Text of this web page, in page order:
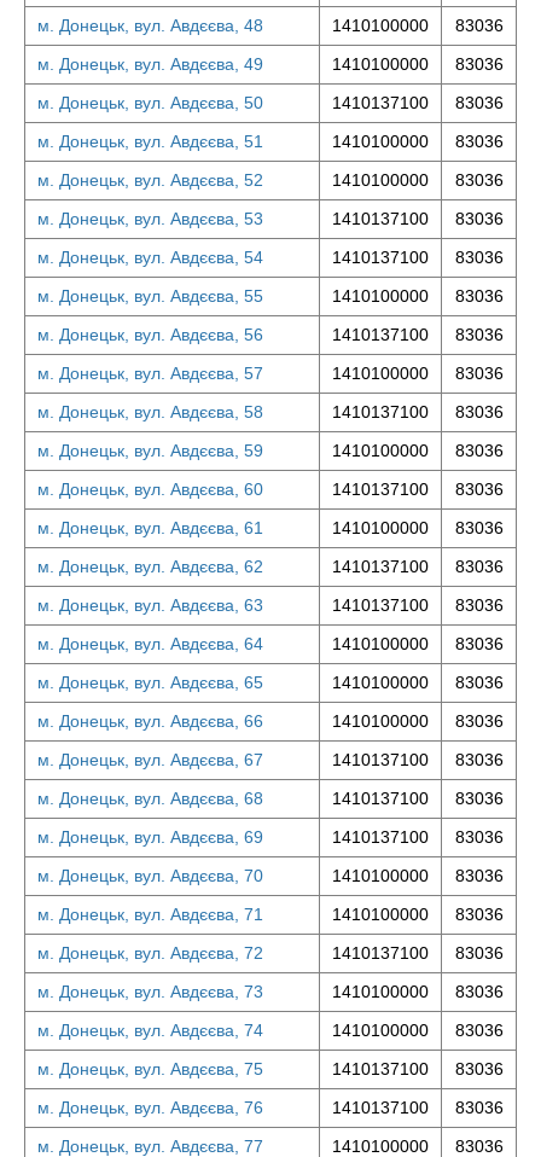
м. Донецьк, вул. Авдєєва, 48
1410100000
83036
м. Донецьк, вул. Авдєєва, 49
1410100000
83036
м. Донецьк, вул. Авдєєва, 50
1410137100
83036
м. Донецьк, вул. Авдєєва, 51
1410100000
83036
м. Донецьк, вул. Авдєєва, 52
1410100000
83036
м. Донецьк, вул. Авдєєва, 53
1410137100
83036
м. Донецьк, вул. Авдєєва, 54
1410137100
83036
м. Донецьк, вул. Авдєєва, 55
1410100000
83036
м. Донецьк, вул. Авдєєва, 56
1410137100
83036
м. Донецьк, вул. Авдєєва, 57
1410100000
83036
м. Донецьк, вул. Авдєєва, 58
1410137100
83036
м. Донецьк, вул. Авдєєва, 59
1410100000
83036
м. Донецьк, вул. Авдєєва, 60
1410137100
83036
м. Донецьк, вул. Авдєєва, 61
1410100000
83036
м. Донецьк, вул. Авдєєва, 62
1410137100
83036
м. Донецьк, вул. Авдєєва, 63
1410137100
83036
м. Донецьк, вул. Авдєєва, 64
1410100000
83036
м. Донецьк, вул. Авдєєва, 65
1410100000
83036
м. Донецьк, вул. Авдєєва, 66
1410100000
83036
м. Донецьк, вул. Авдєєва, 67
1410137100
83036
м. Донецьк, вул. Авдєєва, 68
1410137100
83036
м. Донецьк, вул. Авдєєва, 69
1410137100
83036
м. Донецьк, вул. Авдєєва, 70
1410100000
83036
м. Донецьк, вул. Авдєєва, 71
1410100000
83036
м. Донецьк, вул. Авдєєва, 72
1410137100
83036
м. Донецьк, вул. Авдєєва, 73
1410100000
83036
м. Донецьк, вул. Авдєєва, 74
1410100000
83036
м. Донецьк, вул. Авдєєва, 75
1410137100
83036
м. Донецьк, вул. Авдєєва, 76
1410137100
83036
м. Донецьк, вул. Авдєєва, 77
1410100000
83036